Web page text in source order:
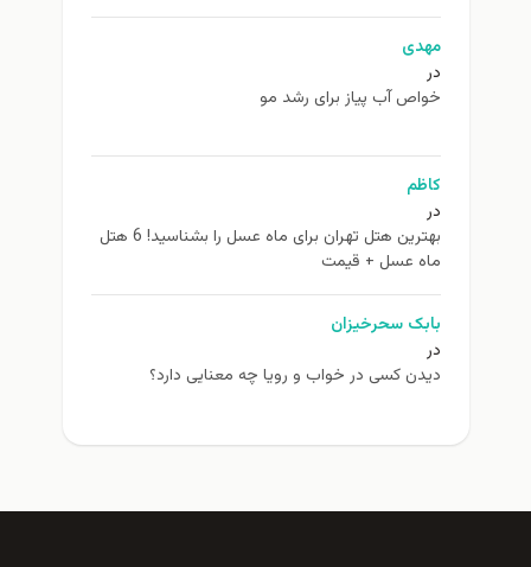
مهدی
در
خواص آب پیاز برای رشد مو
کاظم
در
بهترین هتل تهران برای ماه عسل را بشناسید! 6 هتل
ماه عسل + قیمت
بابک سحرخیزان
در
دیدن کسی در خواب و رویا چه معنایی دارد؟